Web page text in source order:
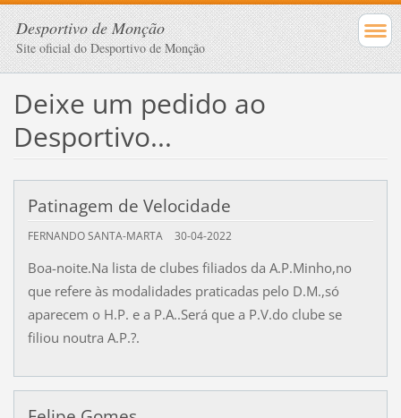
Desportivo de Monção
Site oficial do Desportivo de Monção
Deixe um pedido ao
Desportivo...
Patinagem de Velocidade
FERNANDO SANTA-MARTA 30-04-2022
Boa-noite.Na lista de clubes filiados da A.P.Minho,no
que refere às modalidades praticadas pelo D.M.,só
aparecem o H.P. e a P.A..Será que a P.V.do clube se
filiou noutra A.P.?.